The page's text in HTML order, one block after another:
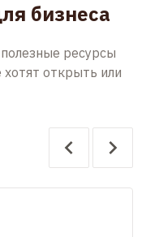
бизнеса
ресурсы
открыть или